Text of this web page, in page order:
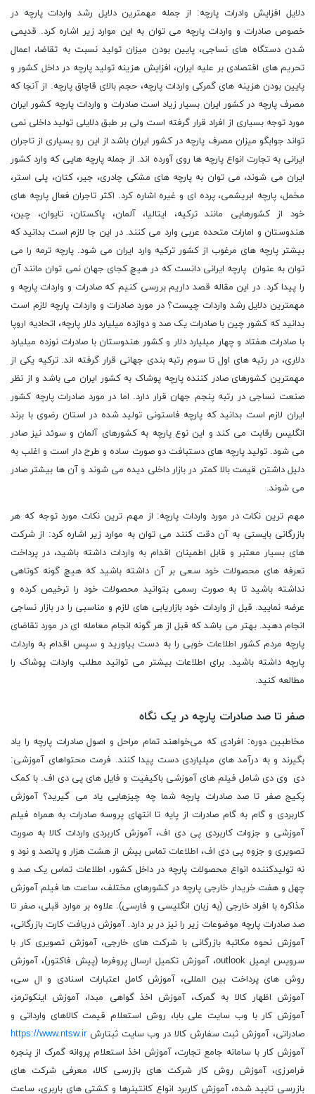
دلایل افزایش وادرات پارچه: از جمله مهمترین دلایل رشد واردات پارچه در
خصوص صادرات و واردات پارچه می توان به این موارد زیر اشاره کرد. قدیمی
شدن دستگاه های نساجی، پایین بودن میزان تولید نسبت به تقاضا، اعمال
تحریم های اقتصادی بر علیه ایران، افزایش هزینه تولید پارچه در داخل کشور و
پایین بودن هزینه های گمرکی واردات پارچه، حجم بالای قاچاق پارچه. از آنجا که
مصرف پارچه در کشور ایران بسیار زیاد است صادرات و واردات پارچه کشور ایران
مورد توجه بسیاری از افراد قرار گرفته است ولی بر طبق دلایلی تولید داخلی نمی
تواند جوابگو میزان مصرف پارچه در کشور ایران باشد از این رو بسیاری از تاجران
ایرانی به تجارت انواع پارچه ها روی آورده اند. از جمله پارچه هایی که وارد کشور
ایران می شوند، می توان به پارچه های مشکی چادری، جیر، کتان، پلی استر،
مخمل، پارچه ابریشمی، پرده ای و غیره اشاره کرد. اکثر تاجران فعال پارچه های
خود از کشورهایی مانند ترکیه، ایتالیا، آلمان، پاکستان، تایوان، چین،
هندوستان و امارات متحده عربی وارد می کنند. در این جا لازم است بدانید که
بیشتر پارچه های مرغوب از کشور ترکیه وارد ایران می شود. پارچه ترمه را می
توان به عنوان پارچه ایرانی دانست که در هیچ کجای جهان نمی توان مانند آن
را پیدا کرد. در این مقاله قصد داریم بررسی کنیم که صادرات و واردات پارچه و
مهمترین دلایل رشد واردات چیست؟ در مورد صادرات و واردات پارچه لازم است
بدانید که کشور چین با صادرات یک صد و دوازده میلیارد دلار پارچه، اتحادیه اروپا
با صادرات هفتاد و چهار میلیارد دلار و کشور هندوستان با صادرات نوزده میلیارد
دلاری، در رتبه های اول تا سوم رتبه بندی جهانی قرار گرفته اند. ترکیه یکی از
مهمترین کشورهای صادر کننده پارچه پوشاک به کشور ایران می باشد و از نظر
صنعت نساجی در رتبه پنجم جهان قرار دارد. اما در مورد صادرات پارچه کشور
ایران لازم است بدانید که پارچه فاستونی تولید شده در استان رضوی با برند
انگلیس رقابت می کند و این نوع پارچه به کشورهای آلمان و سوئد نیز صادر
می شود. تولید پارچه های دستبافت دو صورت ساده و طرح دار است و اغلب به
دلیل داشتن قیمت بالا کمتر در بازار داخلی دیده می شوند و آن ها بیشتر صادر
می شوند.
مهم ترین نکات در مورد واردات پارچه: از مهم ترین نکات مورد توجه که هر
بازرگانی بایستی به آن دقت کنند می توان به موارد زیر اشاره کرد: از شرکت
های بسیار معتبر و قابل اطمینان اقدام به واردات داشته باشید، در پرداخت
تعرفه های محصولات خود سعی بر آن داشته باشید که هیچ گونه کوتاهی
نداشته باشید تا به صورت رسمی بتوانید محصولات خود را ترخیص کرده و
عرضه نمایید. قبل از واردات خود بازاریابی های لازم و مناسبی را در بازار نساجی
انجام دهید. بهتر می باشد که قبل از هر گونه انجام معامله ای در مورد تقاضای
پارچه مردم کشور اطلاعات خوبی را به دست بیاورید و سپس اقدام به واردات
پارچه داشته باشید. برای اطلاعات بیشتر می توانید مطلب واردات پوشاک را
مطالعه کنید.
صفر تا صد صادرات پارچه در یک نگاه
مخاطبین دوره: افرادی که می‌خواهند تمام مراحل و اصول صادرات پارچه را یاد
بگیرند و به درآمد های میلیاردی دست پیدا کنند. فرمت محتواهای آموزشی:
دی وی دی شامل فیلم های آموزشی باکیفیت و فایل های پی دی اف. با کمک
پکیج صفر تا صد صادرات پارچه شما چه چیزهایی یاد می گیرید؟ آموزش
کاربردی و گام ‌به ‌گام صادرات از پایه تا انتهای پروسه صادرات به همراه فیلم
آموزشی و جزوات کاربردی پی دی اف، آموزش کاربردی واردات کالا به صورت
تصویری و جزوه پی دی اف، اطلاعات تماس بیش از هشت هزار و پانصد و نود و
نه تولیدکننده انواع محصولات پارچه در داخل کشور، اطلاعات تماس یک صد و
چهل و هفت خریدار خارجی پارچه در کشورهای مختلف، ساعت ‌ها فیلم آموزش
مذاکره با افراد خارجی (به زبان انگلیسی و فارسی). علاوه بر موارد قبلی، صفر تا
صد صادرات پارچه موضوعات زیر را نیز در بر دارد. آموزش دریافت کارت بازرگانی،
آموزش نحوه مکاتبه بازرگانی با شرکت های خارجی، آموزش تصویری کار با
سرویس ایمیل outlook، آموزش تکمیل ارسال پروفرما (پیش فاکتور)، آموزش
روش های پرداخت بین المللی، آموزش کامل اعتبارات اسنادی و ال سی،
آموزش اظهار کالا به گمرک، آموزش اخذ گواهی مبدا، آموزش اینکوترمز،
آموزش کار با وب سایت علی بابا، روش استعلام قیمت کالاهای وارداتی و
صادراتی، آموزش ثبت سفارش کالا در وب‌ سایت ثبتارشhttps://www.ntsw.ir
آموزش کار با سامانه جامع تجارت، آموزش اخذ استعلام پروانه گمرک از پنجره
فرامرزی، آموزش روش کار شرکت های بازرسی کالا، معرفی شرکت های
بازرسی تایید شده، آموزش کاربرد انواع کانتینرها و کشتی های باربری، ساعت